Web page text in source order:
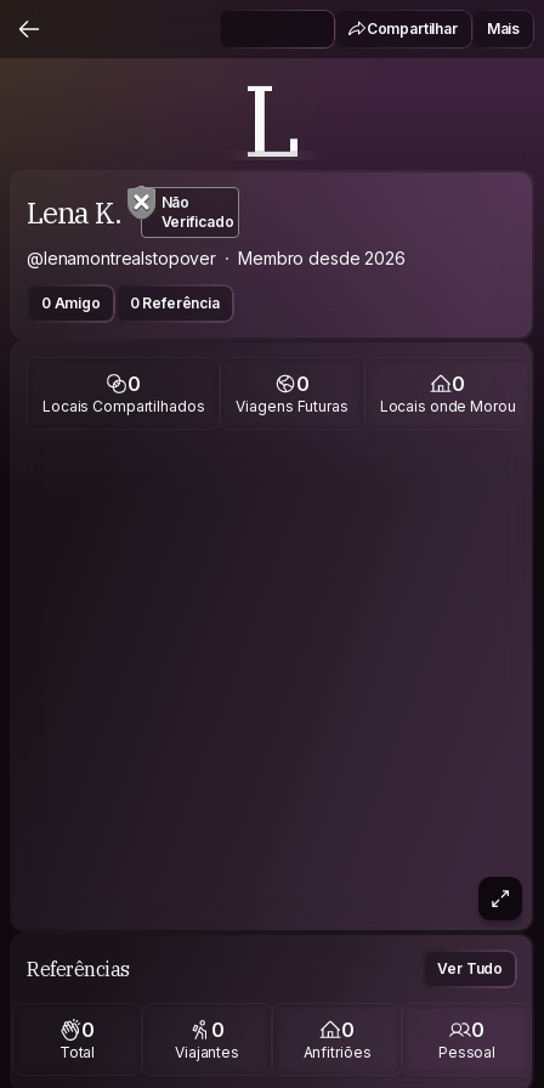
Compartilhar Mais
L
Lena K.
Não
Verificado
@lenamontrealstopover Membro desde 2026
0 Amigo 0 Referência
0
Locais Compartilhados
0
Viagens Futuras
0
Locais onde Morou
Referências Ver Tudo
0
Total
0
Viajantes
0
Anfitriões
0
Pessoal